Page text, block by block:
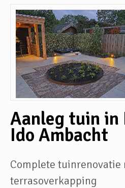
Aanleg tuin
Ido Ambacht
Complete tuinrenovatie
terrasoverkapping